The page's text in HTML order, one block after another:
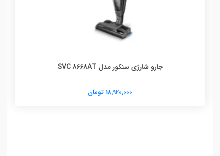
جارو شارژی سنکور مدل SVC 8668AT
18,920,000 تومان